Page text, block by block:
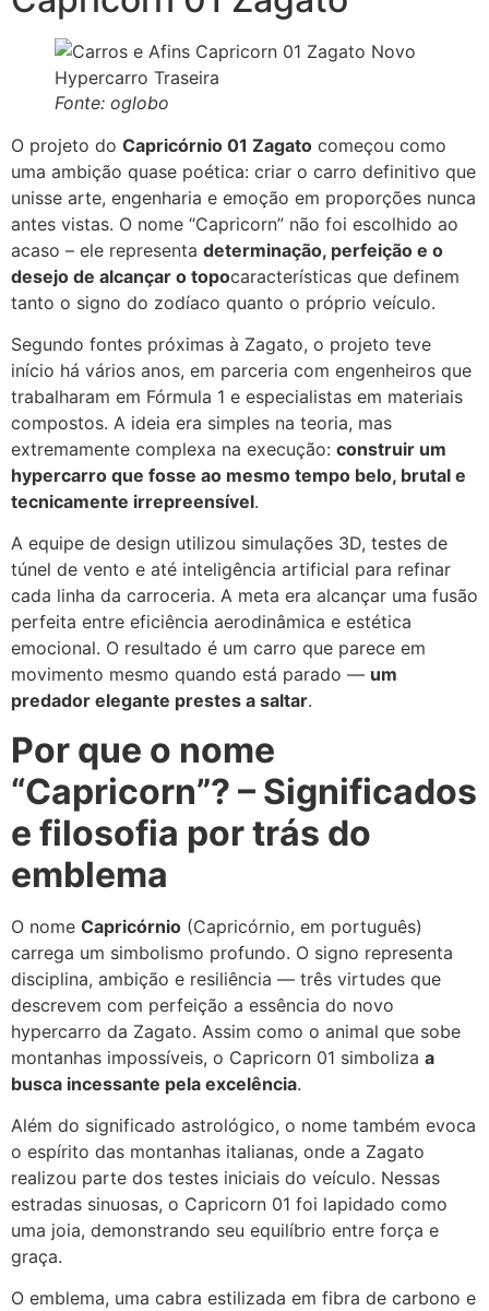
Fonte: oglobo
O projeto do Capricórnio 01 Zagato começou como
uma ambição quase poética: criar o carro definitivo que
unisse arte, engenharia e emoção em proporções nunca
antes vistas. O nome “Capricorn” não foi escolhido ao
acaso – ele representa determinação, perfeição e o
desejo de alcançar o topocaracterísticas que definem
tanto o signo do zodíaco quanto o próprio veículo.
Segundo fontes próximas à Zagato, o projeto teve
início há vários anos, em parceria com engenheiros que
trabalharam em Fórmula 1 e especialistas em materiais
compostos. A ideia era simples na teoria, mas
extremamente complexa na execução: construir um
hypercarro que fosse ao mesmo tempo belo, brutal e
tecnicamente irrepreensível.
A equipe de design utilizou simulações 3D, testes de
túnel de vento e até inteligência artificial para refinar
cada linha da carroceria. A meta era alcançar uma fusão
perfeita entre eficiência aerodinâmica e estética
emocional. O resultado é um carro que parece em
movimento mesmo quando está parado — um
predador elegante prestes a saltar.
Por que o nome
“Capricorn”? – Significados
e filosofia por trás do
emblema
O nome Capricórnio (Capricórnio, em português)
carrega um simbolismo profundo. O signo representa
disciplina, ambição e resiliência — três virtudes que
descrevem com perfeição a essência do novo
hypercarro da Zagato. Assim como o animal que sobe
montanhas impossíveis, o Capricorn 01 simboliza a
busca incessante pela excelência.
Além do significado astrológico, o nome também evoca
o espírito das montanhas italianas, onde a Zagato
realizou parte dos testes iniciais do veículo. Nessas
estradas sinuosas, o Capricorn 01 foi lapidado como
uma joia, demonstrando seu equilíbrio entre força e
graça.
O emblema, uma cabra estilizada em fibra de carbono e